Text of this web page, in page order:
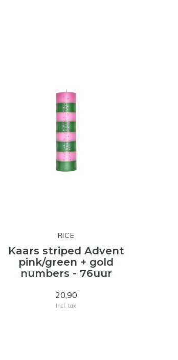
RICE
Kaars striped Advent
pink/green + gold
numbers - 76uur
20,90
Incl. tax